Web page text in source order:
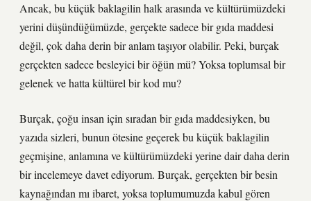
Ancak, bu küçük baklagilin halk arasında ve kültürümüzdeki
yerini düşündüğümüzde, gerçekte sadece bir gıda maddesi
değil, çok daha derin bir anlam taşıyor olabilir. Peki, burçak
gerçekten sadece besleyici bir öğün mü? Yoksa toplumsal bir
gelenek ve hatta kültürel bir kod mu?
Burçak, çoğu insan için sıradan bir gıda maddesiyken, bu
yazıda sizleri, bunun ötesine geçerek bu küçük baklagilin
geçmişine, anlamına ve kültürümüzdeki yerine dair daha derin
bir incelemeye davet ediyorum. Burçak, gerçekten bir besin
kaynağından mı ibaret, yoksa toplumumuzda kabul gören